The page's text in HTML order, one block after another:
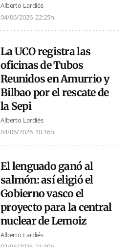
Alberto Lardiés
04/06/2026 22:25h
La UCO registra las
oficinas de Tubos
Reunidos en Amurrio y
Bilbao por el rescate de
la Sepi
Alberto Lardiés
04/06/2026 10:16h
El lenguado ganó al
salmón: así eligió el
Gobierno vasco el
proyecto para la central
nuclear de Lemoiz
Alberto Lardiés